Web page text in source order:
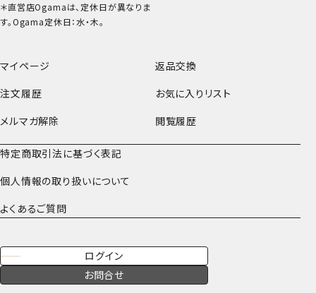
マイページ
返品交換
注文履歴
お気に入りリスト
メルマガ解除
閲覧履歴
特定商取引法に基づく表記
個人情報の取り扱いについて
よくあるご質問
ログイン
お問合せ
＊直営店Ogamaは、定休日が異なりま
す。Ogama定休日：水・木。